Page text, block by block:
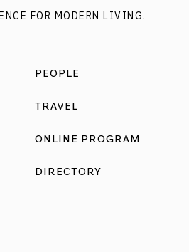
FOR MODERN LIVING.
PEOPLE
TRAVEL
ONLINE PROGRAM
DIRECTORY